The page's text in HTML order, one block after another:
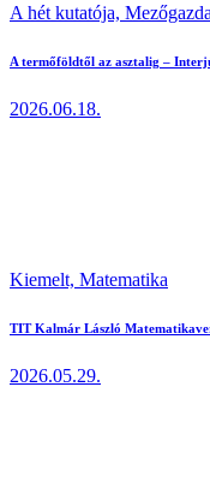
A hét kutatója,
A termőföldtől az asztalig –
2026.06.18.
Kiemelt, Matematika
TIT Kalmár László
2026.05.29.